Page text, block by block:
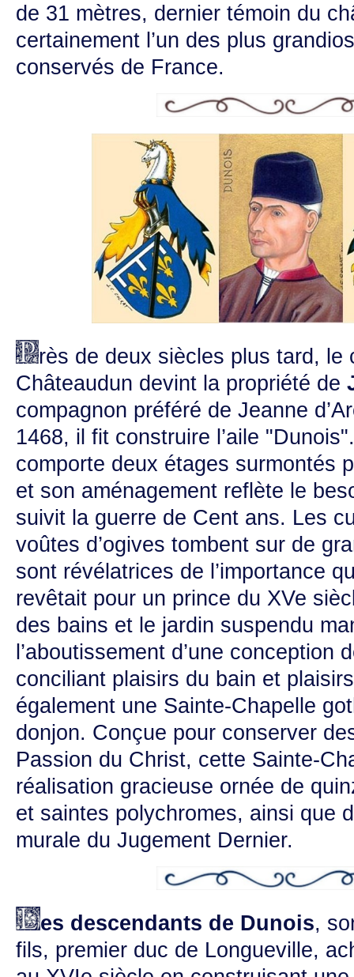
de 31 mètres, dernier témoin du
certainement l’un des plus
conservés de France.
rès de deux siècles plus tard, le
Châteaudun devint la propriété de
compagnon préféré de Jeanne
1468, il fit construire l’aile
comporte deux étages surmontés
et son aménagement reflète le
suivit la guerre de Cent ans. Les
voûtes d’ogives tombent sur de
sont révélatrices de l’importance
revêtait pour un prince du XVe
des bains et le jardin suspendu
l’aboutissement d’une conception
conciliant plaisirs du bain et
également une Sainte-Chapelle
donjon. Conçue pour conserver
Passion du Christ, cette Sainte-
réalisation gracieuse ornée de
et saintes polychromes, ainsi que
murale du Jugement Dernier.
es descendants de Dunois,
fils, premier duc de Longueville,